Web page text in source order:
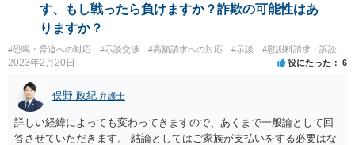
す、もし戦ったら負けますか？詐欺の可能性はあ
りますか？
#恐喝・脅迫への対応 #示談交渉 #高額請求への対応 #示談 #慰謝料請求・訴訟
2023年2月20日 役にたった 6
俣野 政紀 弁護士
詳しい経緯によっても変わってきますので、あくまで一般論として回
答させていただきます。 結論としてはご家族が支払いをする必要はな